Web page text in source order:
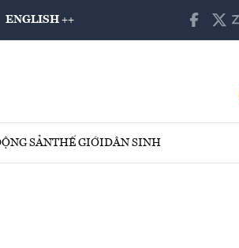
ENGLISH ++
SẢNTHẾ GIỚIDÂN SINH